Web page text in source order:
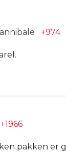
+974
+1966
pakken er